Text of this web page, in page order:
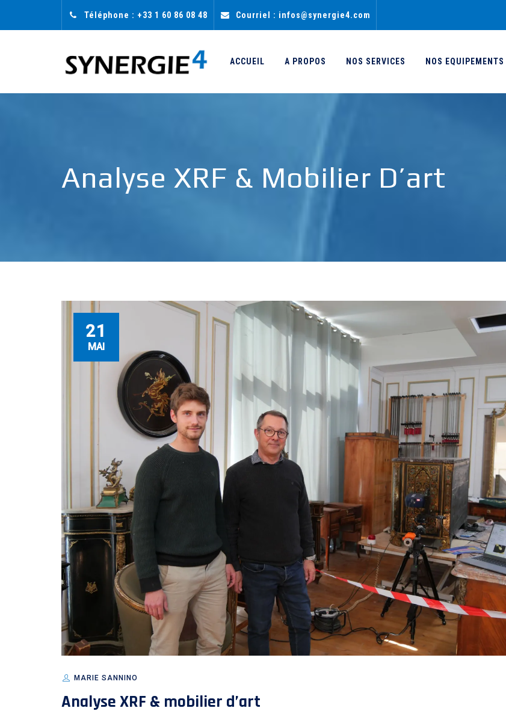
Téléphone : +33 1 60 86 08 48 Courriel : infos@synergie4.com
ACCUEIL A PROPOS NOS SERVICES NOS EQUIPEMENTS
Analyse XRF & Mobilier D’art
21
MAI
MARIE SANNINO
Analyse XRF & mobilier d’art